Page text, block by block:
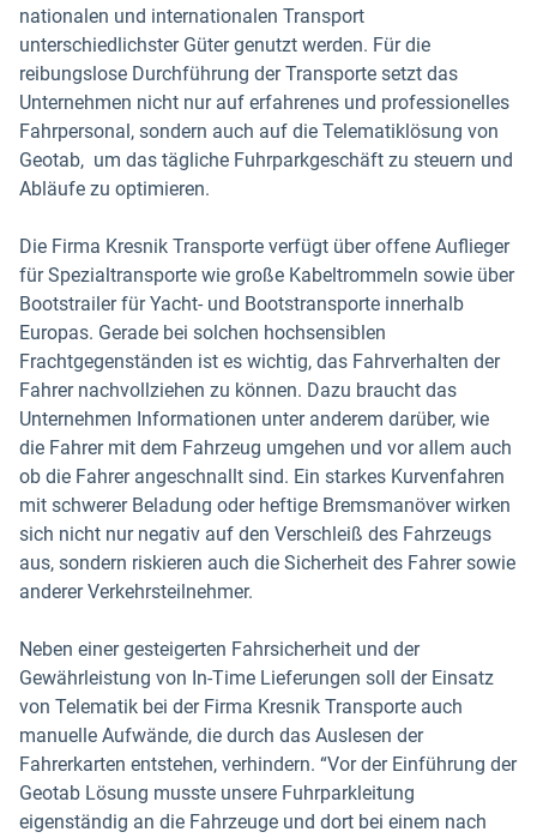
nationalen und internationalen Transport
unterschiedlichster Güter genutzt werden. Für die
reibungslose Durchführung der Transporte setzt das
Unternehmen nicht nur auf erfahrenes und professionelles
Fahrpersonal, sondern auch auf die Telematiklösung von
Geotab, um das tägliche Fuhrparkgeschäft zu steuern und
Abläufe zu optimieren.
Die Firma Kresnik Transporte verfügt über offene Auflieger
für Spezialtransporte wie große Kabeltrommeln sowie über
Bootstrailer für Yacht- und Bootstransporte innerhalb
Europas. Gerade bei solchen hochsensiblen
Frachtgegenständen ist es wichtig, das Fahrverhalten der
Fahrer nachvollziehen zu können. Dazu braucht das
Unternehmen Informationen unter anderem darüber, wie
die Fahrer mit dem Fahrzeug umgehen und vor allem auch
ob die Fahrer angeschnallt sind. Ein starkes Kurvenfahren
mit schwerer Beladung oder heftige Bremsmanöver wirken
sich nicht nur negativ auf den Verschleiß des Fahrzeugs
aus, sondern riskieren auch die Sicherheit des Fahrer sowie
anderer Verkehrsteilnehmer.
Neben einer gesteigerten Fahrsicherheit und der
Gewährleistung von In-Time Lieferungen soll der Einsatz
von Telematik bei der Firma Kresnik Transporte auch
manuelle Aufwände, die durch das Auslesen der
Fahrerkarten entstehen, verhindern. “Vor der Einführung der
Geotab Lösung musste unsere Fuhrparkleitung
eigenständig an die Fahrzeuge und dort bei einem nach